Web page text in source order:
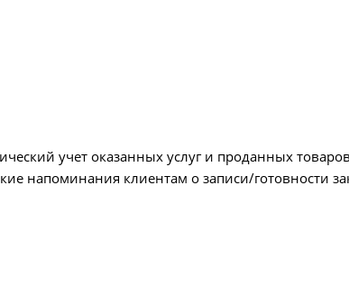
учет оказанных услуг и проданных
напоминания клиентам о записи/готовности